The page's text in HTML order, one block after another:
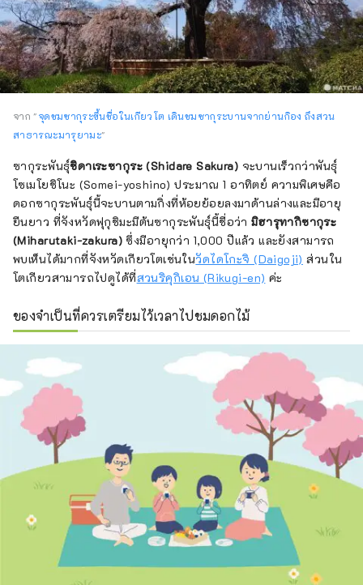
จาก "จุดชมซากุระขึ้นชื่อในเกียวโต เดินชมซากุระบานจากย่านกิอง ถึงสวน
สาธารณะมารุยามะ"
ซากุระพันธุ์ชิดาเระซากุระ (Shidare Sakura) จะบานเร็วกว่าพันธุ์
โซเมโยชิโนะ (Somei-yoshino) ประมาณ 1 อาทิตย์ ความพิเศษคือ
ดอกซากุระพันธุ์นี้จะบานตามกิ่งที่ห้อยย้อยลงมาด้านล่างและมีอายุ
ยืนยาว ที่จังหวัดฟุกุชิมะมีต้นซากุระพันธุ์นี้ชื่อว่ามิฮารุทากิซากุระ
(Miharutaki-zakura)ซึ่งมีอายุกว่า 1,000 ปีแล้ว และยังสามารถ
พบเห็นได้มากที่จังหวัดเกียวโตเช่นในวัดไดโกะจิ (Daigoji) ส่วนใน
โตเกียวสามารถไปดูได้ที่สวนริคุกิเอน (Rikugi-en) ค่ะ
ของจำเป็นที่ควรเตรียมไว้เวลาไปชมดอกไม้